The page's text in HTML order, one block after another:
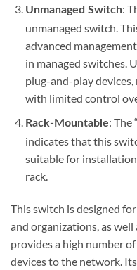
Unmanaged Switch:
unmanaged switch.
advanced
in managed switches.
plug-and-play
with limited control
Rack-Mountable: The
indicates that this
suitable for
rack.
This switch is designed
and organizations, as
provides a high number
devices to the network.